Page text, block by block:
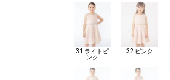
31 ライトピ
ンク
32 ピンク